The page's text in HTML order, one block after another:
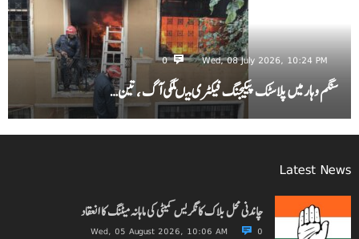
Wed, 08 July 2026, 10:24 PM
0
سنگم وہار میں پلاسٹک پیکیجنگ فیکٹری میںلگی آگ ، تین…
Latest News
چاندنی محل بلاک کانگریس کمیٹی کی ماہانہ میٹنگ کا انعقاد
Wed, 05 August 2026, 10:06 AM 0